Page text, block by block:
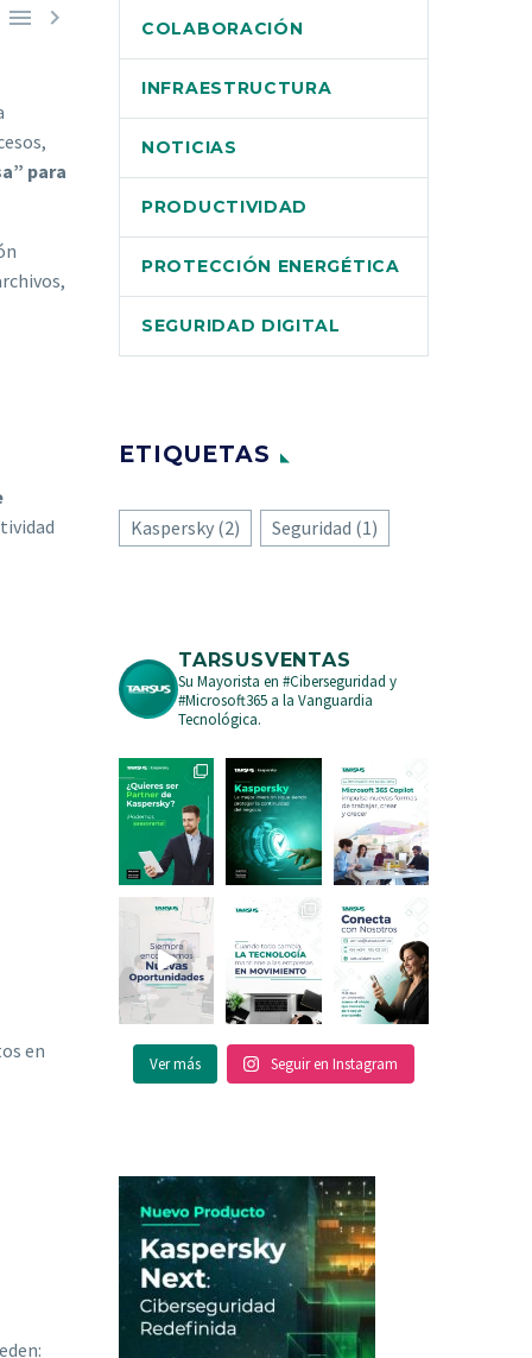
 
para
en
COLABORACIÓN
INFRAESTRUCTURA
NOTICIAS
PRODUCTIVIDAD
PROTECCIÓN ENERGÉTICA
SEGURIDAD DIGITAL
ETIQUETAS
Kaspersky (2) Seguridad (1)
TARSUSVENTAS
Su Mayorista en #Ciberseguridad y
#Microsoft365 a la Vanguardia
Tecnológica.
Ver más Seguir en Instagram